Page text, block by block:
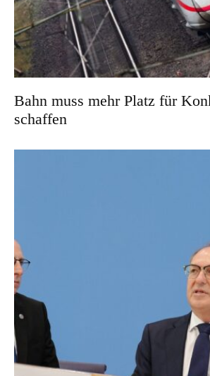
Bahn muss mehr Platz für
schaffen